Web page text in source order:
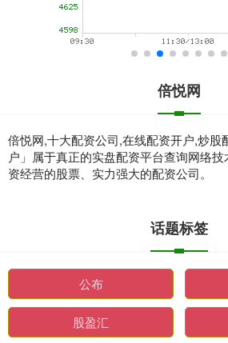
倍悦网
倍悦网,十大配资公司,在线配资开户,炒股
户」属于真正的实盘配资平台查询网络
资经营的股票、实力强大的配资公司。
话题标签
公布
股盈汇